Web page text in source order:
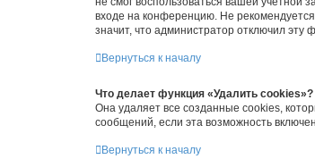
входе на конференцию. Не
значит, что администратор отключил эту
Вернуться к началу
Что делает функция «Удалить cookies»?
Она удаляет все созданные cookies,
сообщений, если эта возможность
Вернуться к началу